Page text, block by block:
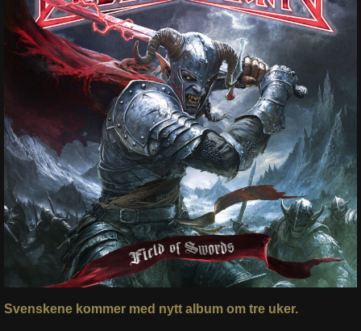
Svenskene kommer med nytt album om tre uker.